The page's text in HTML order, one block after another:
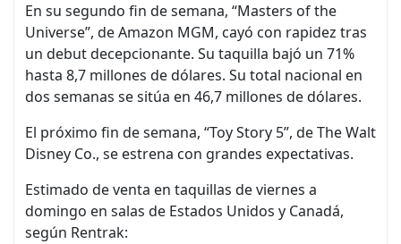
En su segundo fin de semana, “Masters of the
Universe”, de Amazon MGM, cayó con rapidez tras
un debut decepcionante. Su taquilla bajó un 71%
hasta 8,7 millones de dólares. Su total nacional en
dos semanas se sitúa en 46,7 millones de dólares.
El próximo fin de semana, “Toy Story 5”, de The Walt
Disney Co., se estrena con grandes expectativas.
Estimado de venta en taquillas de viernes a
domingo en salas de Estados Unidos y Canadá,
según Rentrak: